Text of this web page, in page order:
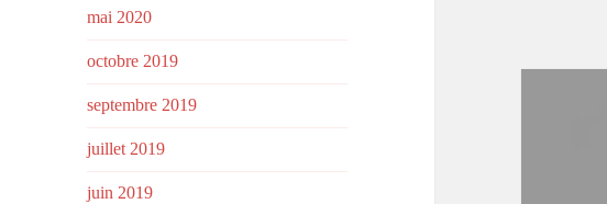
mai 2020
octobre 2019
septembre 2019
juillet 2019
juin 2019